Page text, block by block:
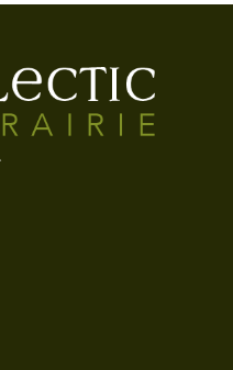
pieds - Bien-être, beauté, confort
France
(éd. du)
: 01/06/2022